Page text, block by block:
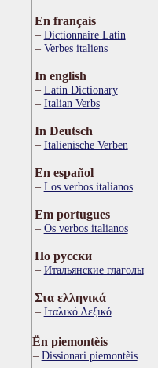
En français
Dictionnaire Latin
Verbes italiens
In english
Latin Dictionary
Italian Verbs
In Deutsch
Italienische Verben
En español
Los verbos italianos
Em portugues
Os verbos italianos
По русски
Итальянские глаголы
Στα ελληνικά
Ιταλικό Λεξικό
Ën piemontèis
Dissionari piemontèis